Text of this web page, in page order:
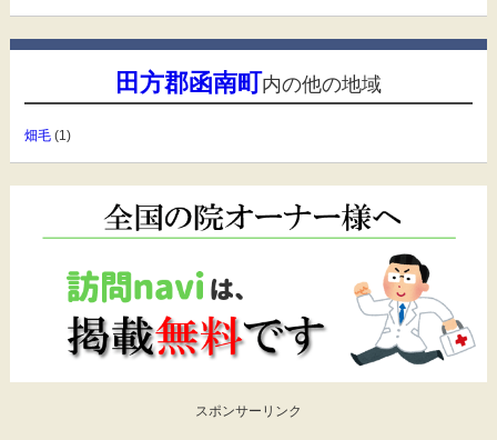
田方郡函南町内の他の地域
畑毛(1)
スポンサーリンク